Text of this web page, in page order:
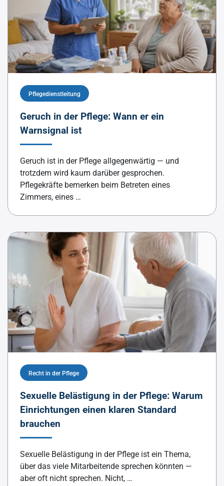
Pflegedienstleitung
Geruch in der Pflege: Wann er ein
Warnsignal ist
Geruch ist in der Pflege allgegenwärtig — und
trotzdem wird kaum darüber gesprochen.
Pflegekräfte bemerken beim Betreten eines
Zimmers, eines …
Recht in der Pflege
Sexuelle Belästigung in der Pflege: Warum
Einrichtungen einen klaren Standard
brauchen
Sexuelle Belästigung in der Pflege ist ein Thema,
über das viele Mitarbeitende sprechen könnten —
aber oft nicht sprechen. Nicht, …